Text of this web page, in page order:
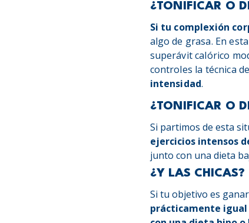
¿TONIFICAR O
Si tu complexión
algo de grasa. En
superávit calórico
controles la técnica
intensidad.
¿TONIFICAR O
Si partimos de esta
ejercicios intensos
junto con una dieta
¿Y LAS CHICAS?
Si tu objetivo es
prácticamente igual